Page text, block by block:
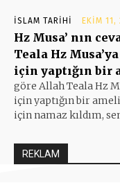
İSLAM TARIHI EKIM 11,
Hz Musa’ nın
Teala Hz
için yaptığın bir
göre Allah Teala Hz
için yaptığın bir
için namaz kıldım,
REKLAM